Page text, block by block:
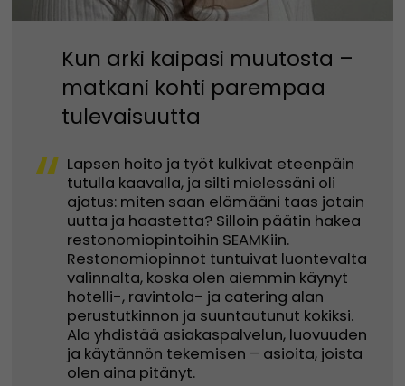
Kun arki kaipasi muutosta –
matkani kohti parempaa
tulevaisuutta
“ Lapsen hoito ja työt kulkivat eteenpäin
tutulla kaavalla, ja silti mielessäni oli
ajatus: miten saan elämääni taas jotain
uutta ja haastetta? Silloin päätin hakea
restonomiopintoihin SEAMKiin.
Restonomiopinnot tuntuivat luontevalta
valinnalta, koska olen aiemmin käynyt
hotelli-, ravintola- ja catering alan
perustutkinnon ja suuntautunut kokiksi.
Ala yhdistää asiakaspalvelun, luovuuden
ja käytännön tekemisen – asioita, joista
olen aina pitänyt.